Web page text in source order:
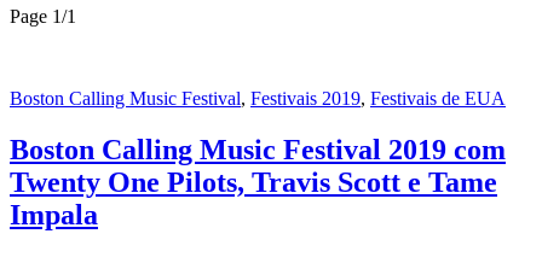
Page 1/1
Boston Calling Music Festival, Festivais 2019, Festivais de EUA
Boston Calling Music Festival 2019 com
Twenty One Pilots, Travis Scott e Tame
Impala